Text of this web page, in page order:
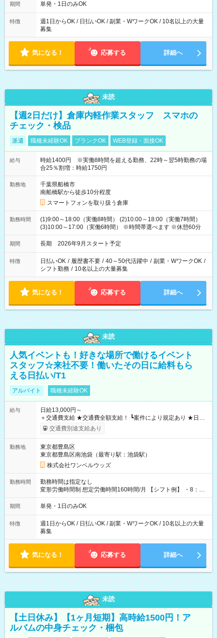
期間 単発・1日のみOK
特徴
週1日からOK / 日払いOK / 副業・WワークOK / 10名以上の大量
募集
気になる！ 応募する 詳細へ
未読
【週2日だけ】倉庫内軽作業スタッフ スマホの
チェック・検品
派遣 職種未経験OK ブランクOK WEB登録・面接OK
給与
時給1400円 ※実働8時間を超える勤務、22時～翌5時勤務の場
合25％割増：時給1750円
勤務地
千葉県船橋市
南船橋駅から徒歩10分程度
スマートフォンを取り扱う倉庫
勤務時間
(1)9:00～18:00（実働8時間） (2)10:00～18:00（実働7時間）
(3)10:00～17:00（実働6時間） ※時間帯選べます ※休憩60分
期間 長期 2026年9月スタート予定
特徴 日払いOK / 履歴書不要 / 40～50代活躍中 / 副業・WワークOK /
シフト勤務 / 10名以上の大量募集
気になる！ 応募する 詳細へ
未読
人気イベントも！好きな場所で働けるイベント
スタッフ☆来社不要！働いたその日に給料もら
える日払い/T1
アルバイト 職種未経験OK
給与
日給13,000円～
＋交通費支給 ★交通費全額支給！ ┗案件により規定あり ★日払
いOK！（規定あり） ┗働いたその日に現金GET♪ お仕事後はコ
ンビニATMから 日払い分を引き落とせます！ 【試用期間】試
交通費別途支給あり
勤務地
東京都豊島区
東京都豊島区南池袋（最寄り駅：池袋駅）
株式会社ワンベルウッズ
勤務時間
勤務時間は指定なし
変形労働時間制 想定労働時間160時間/月 【シフト例】 ・8：00
～21：00
期間 単発・1日のみOK
特徴
週1日からOK / 日払いOK / 副業・WワークOK / 10名以上の大量
募集
気になる！ 応募する 詳細へ
未読
【土日休み】【1ヶ月短期】高時給1500円！ア
ルバムの中身チェック・梱包